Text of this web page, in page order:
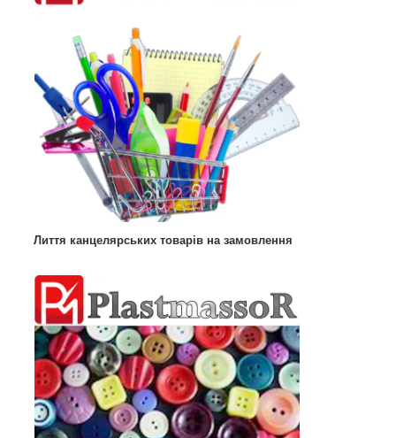
Лиття канцелярських товарів на замовлення